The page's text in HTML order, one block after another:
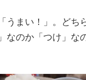
うまい！」。どち
なのか「つけ」な